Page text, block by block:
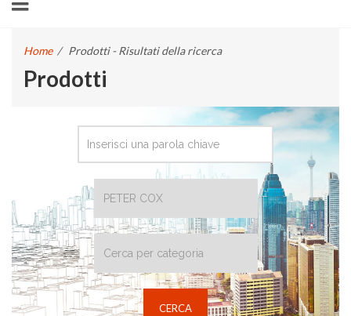
Home / Prodotti - Risultati della ricerca
Prodotti